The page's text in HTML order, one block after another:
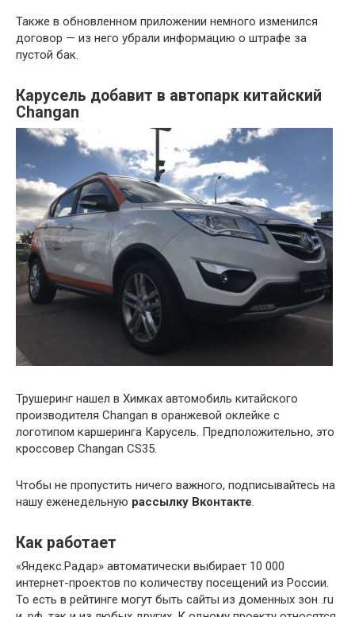
Также в обновленном приложении немного изменился
договор — из него убрали информацию о штрафе за
пустой бак.
Карусель добавит в автопарк китайский
Changan
Трушеринг нашел в Химках автомобиль китайского
производителя Changan в оранжевой оклейке с
логотипом каршеринга Карусель. Предположительно, это
кроссовер Changan CS35.
Чтобы не пропустить ничего важного, подписывайтесь на
нашу еженедельную рассылку Вконтакте.
Как работает
«Яндекс.Радар» автоматически выбирает 10 000
интернет-проектов по количеству посещений из России.
То есть в рейтинге могут быть сайты из доменных зон .ru